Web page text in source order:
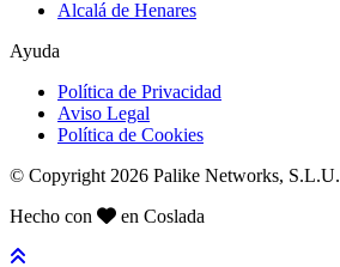
Alcalá de Henares
Ayuda
Política de Privacidad
Aviso Legal
Política de Cookies
© Copyright 2026 Palike Networks, S.L.U.
Hecho con
en Coslada